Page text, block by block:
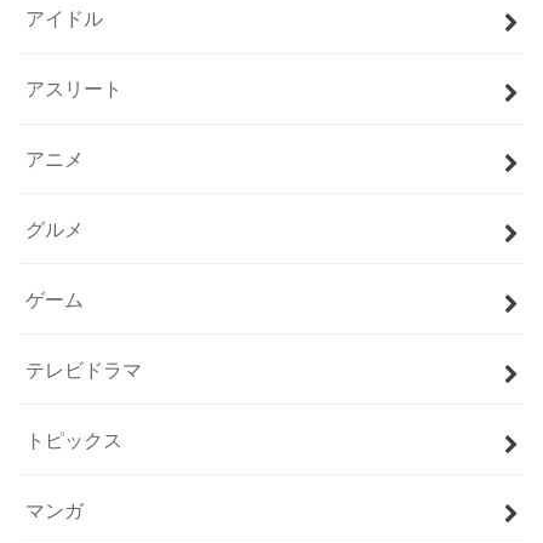
アイドル
アスリート
アニメ
グルメ
ゲーム
テレビドラマ
トピックス
マンガ